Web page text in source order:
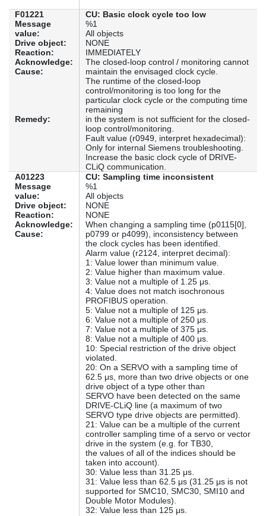
F01221
Message
value:
Drive object:
Reaction:
Acknowledge:
Cause:
Remedy:
CU: Basic clock cycle too low
%1
All objects
NONE
IMMEDIATELY
The closed-loop control / monitoring cannot
maintain the envisaged clock cycle.
The runtime of the closed-loop
control/monitoring is too long for the
particular clock cycle or the computing time
remaining
in the system is not sufficient for the closed-
loop control/monitoring.
Fault value (r0949, interpret hexadecimal):
Only for internal Siemens troubleshooting.
Increase the basic clock cycle of DRIVE-
CLiQ communication.
A01223
Message
value:
Drive object:
Reaction:
Acknowledge:
Cause:
CU: Sampling time inconsistent
%1
All objects
NONE
NONE
When changing a sampling time (p0115[0],
p0799 or p4099), inconsistency between
the clock cycles has been identified.
Alarm value (r2124, interpret decimal):
1: Value lower than minimum value.
2: Value higher than maximum value.
3: Value not a multiple of 1.25 μs.
4: Value does not match isochronous
PROFIBUS operation.
5: Value not a multiple of 125 μs.
6: Value not a multiple of 250 μs.
7: Value not a multiple of 375 μs.
8: Value not a multiple of 400 μs.
10: Special restriction of the drive object
violated.
20: On a SERVO with a sampling time of
62.5 μs, more than two drive objects or one
drive object of a type other than
SERVO have been detected on the same
DRIVE-CLiQ line (a maximum of two
SERVO type drive objects are permitted).
21: Value can be a multiple of the current
controller sampling time of a servo or vector
drive in the system (e.g. for TB30,
the values of all of the indices should be
taken into account).
30: Value less than 31.25 μs.
31: Value less than 62.5 μs (31.25 μs is not
supported for SMC10, SMC30, SMI10 and
Double Motor Modules).
32: Value less than 125 μs.